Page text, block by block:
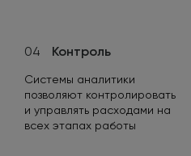
04 Контроль
Системы аналитики
позволяют контролировать
и управлять расходами на
всех этапах работы